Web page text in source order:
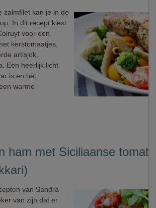
zalmfilet kan je in de
In dit recept kiest
voor een
kerstomaatjes,
artisjok,
Een heerlijk licht
is en het
warme
ham met Siciliaanse
van Sandra
van zijn dat er